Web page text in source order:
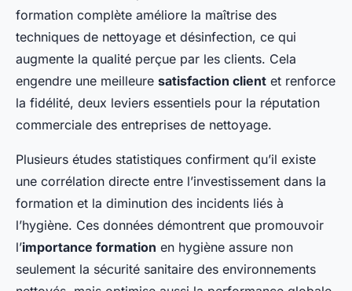
formation complète améliore la maîtrise des
techniques de nettoyage et désinfection, ce qui
augmente la qualité perçue par les clients. Cela
engendre une meilleure satisfaction client et renforce
la fidélité, deux leviers essentiels pour la réputation
commerciale des entreprises de nettoyage.
Plusieurs études statistiques confirment qu’il existe
une corrélation directe entre l’investissement dans la
formation et la diminution des incidents liés à
l’hygiène. Ces données démontrent que promouvoir
l’importance formation en hygiène assure non
seulement la sécurité sanitaire des environnements